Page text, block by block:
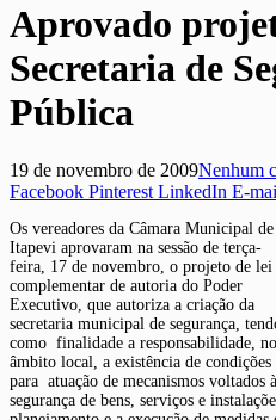
Aprovado
Secretaria de
Pública
19 de novembro de 2009Nenhum
Facebook Pinterest LinkedIn E-
Os vereadores da Câmara Municipal de
Itapevi aprovaram na sessão de terça-
feira, 17 de novembro, o projeto de lei
complementar de autoria do Poder
Executivo, que autoriza a criação da
secretaria municipal de segurança,
como finalidade a responsabilidade, no
âmbito local, a existência de condições
para atuação de mecanismos voltados à
segurança de bens, serviços e